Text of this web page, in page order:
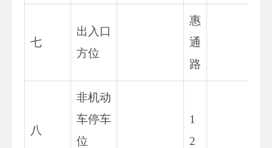
七
出入口
方位
惠
通
路
八
非机动
车停车
位
1
2